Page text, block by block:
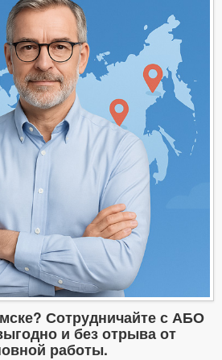
Сотрудничайте с АБО
и без отрыва от
работы.